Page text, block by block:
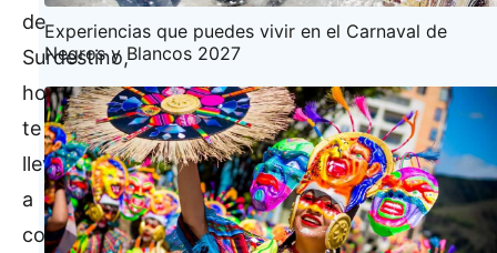
de
Surdestino,
hoy
te
llevaré
a
conocer
Experiencias que puedes vivir en el Carnaval de
Negros y Blancos 2027